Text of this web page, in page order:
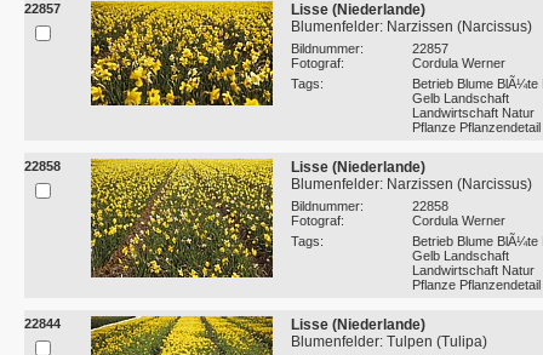
22857
Lisse (Niederlande)
Blumenfelder: Narzissen (Narcissus)
Bildnummer:
22857
Fotograf:
Cordula Werner
Tags:
Betrieb Blume BlÃ¼te
Gelb Landschaft
Landwirtschaft Natur
Pflanze Pflanzendetail
22858
Lisse (Niederlande)
Blumenfelder: Narzissen (Narcissus)
Bildnummer:
22858
Fotograf:
Cordula Werner
Tags:
Betrieb Blume BlÃ¼te
Gelb Landschaft
Landwirtschaft Natur
Pflanze Pflanzendetail
22844
Lisse (Niederlande)
Blumenfelder: Tulpen (Tulipa)